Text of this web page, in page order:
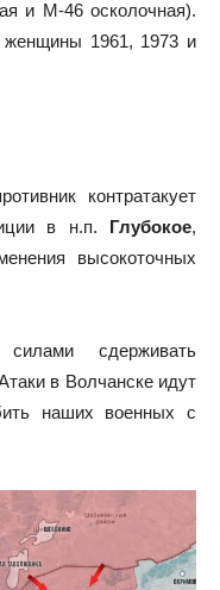
и М-46 осколочная).
женщины 1961, 1973 и
контратакует
в н.п. Глубокое,
высокоточных
сдерживать
в Волчанске идут
наших военных с